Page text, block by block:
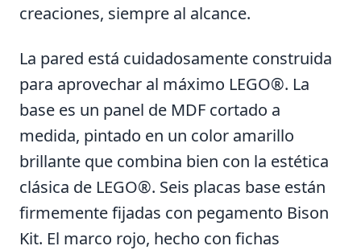
creaciones, siempre al alcance.
La pared está cuidadosamente construida
para aprovechar al máximo LEGO®. La
base es un panel de MDF cortado a
medida, pintado en un color amarillo
brillante que combina bien con la estética
clásica de LEGO®. Seis placas base están
firmemente fijadas con pegamento Bison
Kit. El marco rojo, hecho con fichas